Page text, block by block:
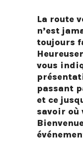
La route
n’est
toujours
vous
passant
et ce
savoir où